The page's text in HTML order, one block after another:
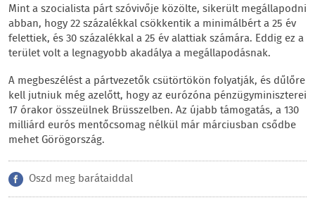
Mint a szocialista párt szóvivője közölte, sikerült megállapodni
abban, hogy 22 százalékkal csökkentik a minimálbért a 25 év
felettiek, és 30 százalékkal a 25 év alattiak számára. Eddig ez a
terület volt a legnagyobb akadálya a megállapodásnak.
A megbeszélést a pártvezetők csütörtökön folyatják, és dűlőre
kell jutniuk még azelőtt, hogy az eurózóna pénzügyminiszterei
17 órakor összeülnek Brüsszelben. Az újabb támogatás, a 130
milliárd eurós mentőcsomag nélkül már márciusban csődbe
mehet Görögország.
Oszd meg barátaiddal